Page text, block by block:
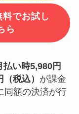
でお試し
ら
払い時5,980円
税込） が課金
同額の決済が行